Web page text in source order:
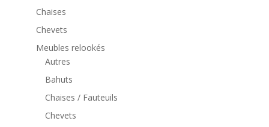
Chaises
Chevets
Meubles relookés
Autres
Bahuts
Chaises / Fauteuils
Chevets